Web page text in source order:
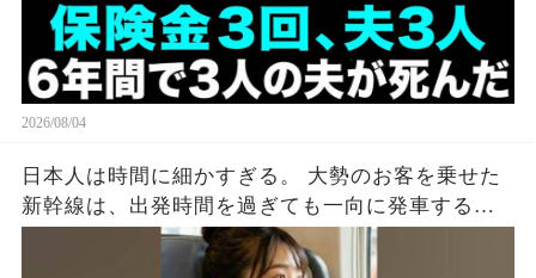
2026/08/04
日本人は時間に細かすぎる。 大勢のお客を乗せた
新幹線は、出発時間を過ぎても一向に発車する気
配がない。 グリーン車のドアを見ると、外国人の
男がスーツケースをドアに挟んでいた。 ドアは閉